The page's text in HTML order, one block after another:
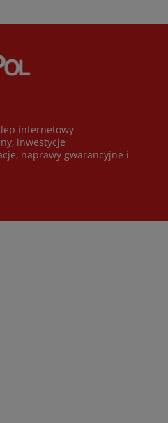
internetowy
inwestycje
naprawy gwarancyjne i